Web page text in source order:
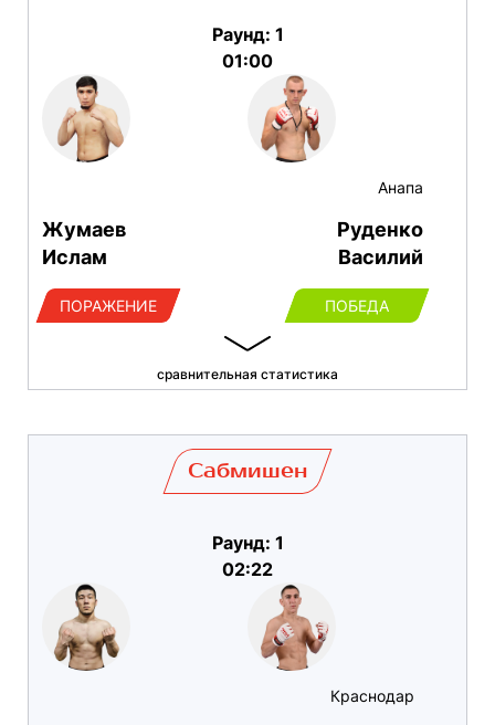
Жумаев
Ислам
ПОРАЖЕНИЕ
Раунд: 1
01:00
Анапа
Руденко
Василий
ПОБЕДА
сравнительная статистика
Сабмишен
Раунд: 1
02:22
Краснодар